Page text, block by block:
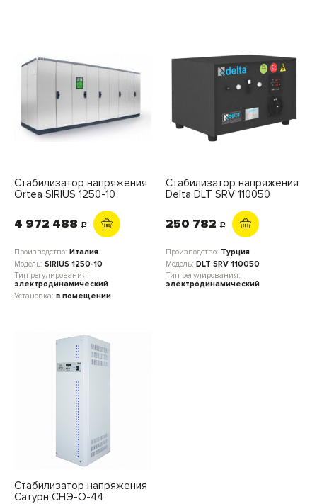
Стабилизатор напряжения
Ortea SIRIUS 1250-10
4 972 488 c
Производство: Италия
Модель: SIRIUS 1250-10
Тип регулирования:
электродинамический
Установка: в помещении
Стабилизатор напряжения
Delta DLT SRV 110050
250 782 c
Производство: Турция
Модель: DLT SRV 110050
Тип регулирования:
электродинамический
Стабилизатор напряжения
Сатурн СНЭ-О-44